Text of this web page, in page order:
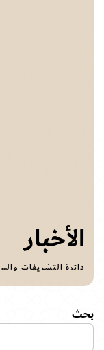
الأخبار
دائرة التشريفات والضيافة
بحث